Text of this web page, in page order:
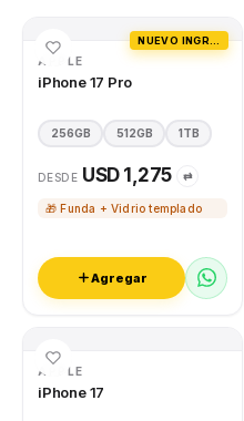
APPLE
iPhone 17 Pro
256GB 512GB 1TB
DESDE USD 1,275 ⇄
🎁 Funda + Vidrio templado
Agregar
APPLE
iPhone 17